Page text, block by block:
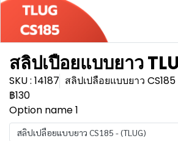
สลิปเปือยแบบยาว
SKU : 14187 สลิปเปลือยแบบยาว
฿130
Option name 1
สลิปเปลือยแบบยาว CS185 - (TLUG)